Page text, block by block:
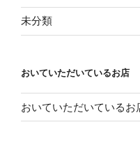
未分類
おいていただいているお店
おいていただいているお